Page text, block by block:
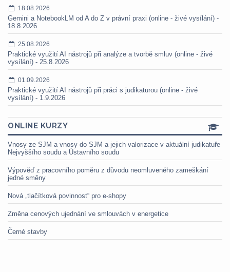
18.08.2026
Gemini a NotebookLM od A do Z v právní praxi (online - živé vysílání) -
18.8.2026
25.08.2026
Praktické využití AI nástrojů při analýze a tvorbě smluv (online - živé
vysílání) - 25.8.2026
01.09.2026
Praktické využití AI nástrojů při práci s judikaturou (online - živé
vysílání) - 1.9.2026
ONLINE KURZY
Vnosy ze SJM a vnosy do SJM a jejich valorizace v aktuální judikatuře
Nejvyššího soudu a Ústavního soudu
Výpověď z pracovního poměru z důvodu neomluveného zameškání
jedné směny
Nová „tlačítková povinnost“ pro e-shopy
Změna cenových ujednání ve smlouvách v energetice
Černé stavby